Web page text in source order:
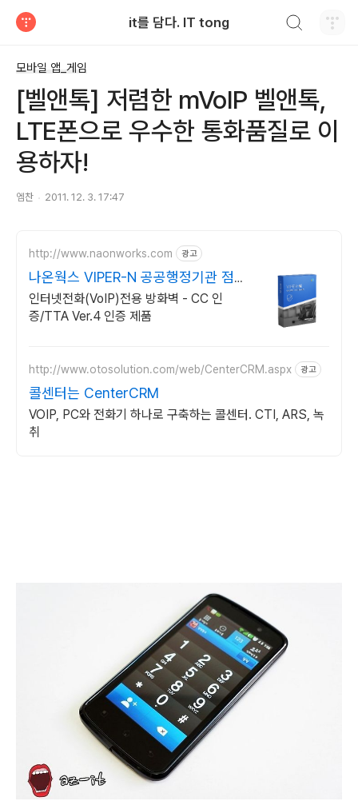
it를 담다. IT tong
모바일 앱_게임
[벨앤톡] 저렴한 mVoIP 벨앤톡,
LTE폰으로 우수한 통화품질로 이
용하자!
엠찬 2011. 12. 3. 17:47
http://www.naonworks.com 광고
나온웍스 VIPER-N 공공행정기관 점유
율 No.1
인터넷전화(VoIP)전용 방화벽 - CC 인
증/TTA Ver.4 인증 제품
http://www.otosolution.com/web/CenterCRM.aspx 광고
콜센터는 CenterCRM
VOIP, PC와 전화기 하나로 구축하는 콜센터. CTI, ARS, 녹
취